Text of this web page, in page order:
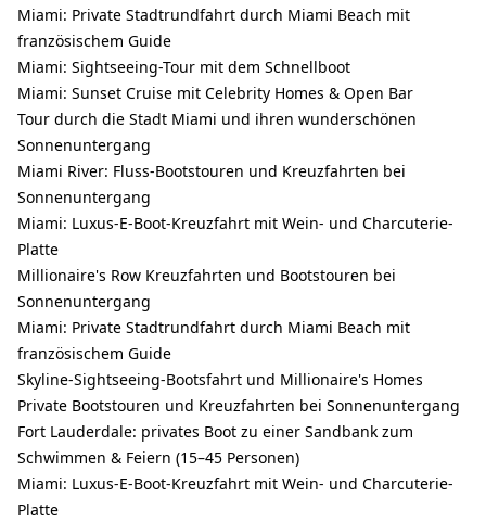
Miami: Private Stadtrundfahrt durch Miami Beach mit
französischem Guide
Miami: Sightseeing-Tour mit dem Schnellboot
Miami: Sunset Cruise mit Celebrity Homes & Open Bar
Tour durch die Stadt Miami und ihren wunderschönen
Sonnenuntergang
Miami River: Fluss-Bootstouren und Kreuzfahrten bei
Sonnenuntergang
Miami: Luxus-E-Boot-Kreuzfahrt mit Wein- und Charcuterie-
Platte
Millionaire's Row Kreuzfahrten und Bootstouren bei
Sonnenuntergang
Miami: Private Stadtrundfahrt durch Miami Beach mit
französischem Guide
Skyline-Sightseeing-Bootsfahrt und Millionaire's Homes
Private Bootstouren und Kreuzfahrten bei Sonnenuntergang
Fort Lauderdale: privates Boot zu einer Sandbank zum
Schwimmen & Feiern (15–45 Personen)
Miami: Luxus-E-Boot-Kreuzfahrt mit Wein- und Charcuterie-
Platte